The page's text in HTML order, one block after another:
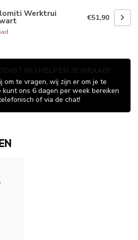
Werktrui €51,90
om te vragen, wij zijn er om je te
kunt ons 6 dagen per week bereiken
of via de chat!